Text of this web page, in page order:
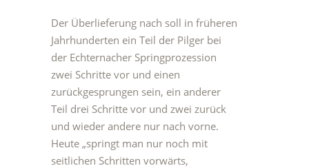
Der Überlieferung nach soll in früheren
Jahrhunderten ein Teil der Pilger bei
der Echternacher Springprozession
zwei Schritte vor und einen
zurückgesprungen sein, ein anderer
Teil drei Schritte vor und zwei zurück
und wieder andere nur nach vorne.
Heute „springt man nur noch mit
seitlichen Schritten vorwärts,